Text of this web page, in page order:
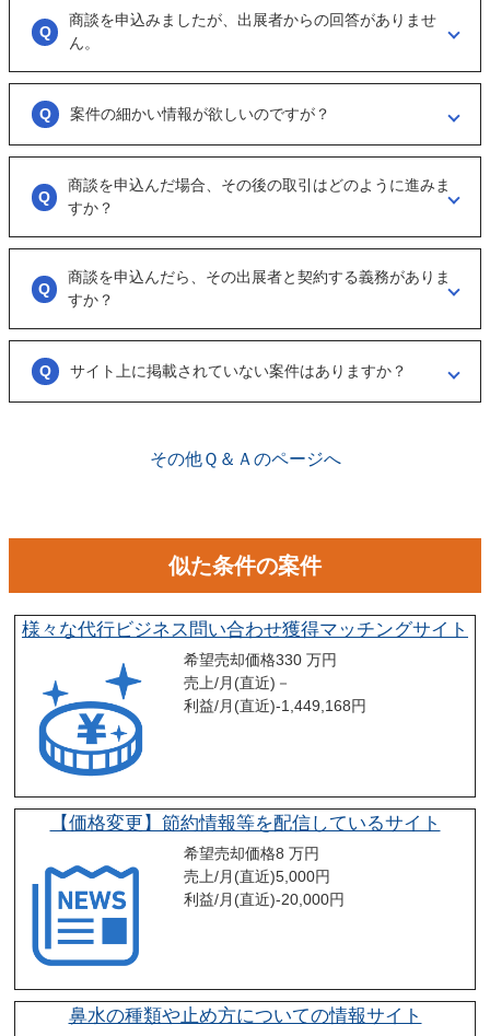
商談といっても、急に条件、金額交渉を行う訳ではなくまずは、どのよ
うな事業をされているのか？
可能であれば、詳細情報を出して欲しいと連絡ください。
商談を申込みましたが、出展者からの回答がありませ
ん。
大変申し訳ございません。こちらも、回答がない出展者には返事をする
ように催促をしております。
ただ、案件を見ていない方もおられるので、数日経っても返信がない場
案件の細かい情報が欲しいのですが？
「商談を申し込む」ボタンから案件の詳細情報をリクエストしてくださ
オンラインとは言え対人のやりとりですので、丁寧な言葉遣いを心掛け
商談を申込んだ場合、その後の取引はどのように進みま
すか？
実際に出展者（仲介案件の場合、仲介担当者）とのメッセージのやりと
りになります。
具体的に購入を考えた場合は、一度、出展者とのオンライン面談を行う
商談を申込んだら、その出展者と契約する義務がありま
すか？
ございません。まずは、商談でどのような事業なのかを確認する目的も
あるため、気軽に商談申し込みを行ってください。
サイト上に掲載されていない案件はありますか？
その他Ｑ＆Ａのページへ
似た条件の案件
様々な代行ビジネス問い合わせ獲得マッチングサイト
希望売却価格330 万円
売上/月(直近) －
利益/月(直近)-1,449,168円
【価格変更】節約情報等を配信しているサイト
希望売却価格8 万円
売上/月(直近)5,000円
利益/月(直近)-20,000円
鼻水の種類や止め方についての情報サイト